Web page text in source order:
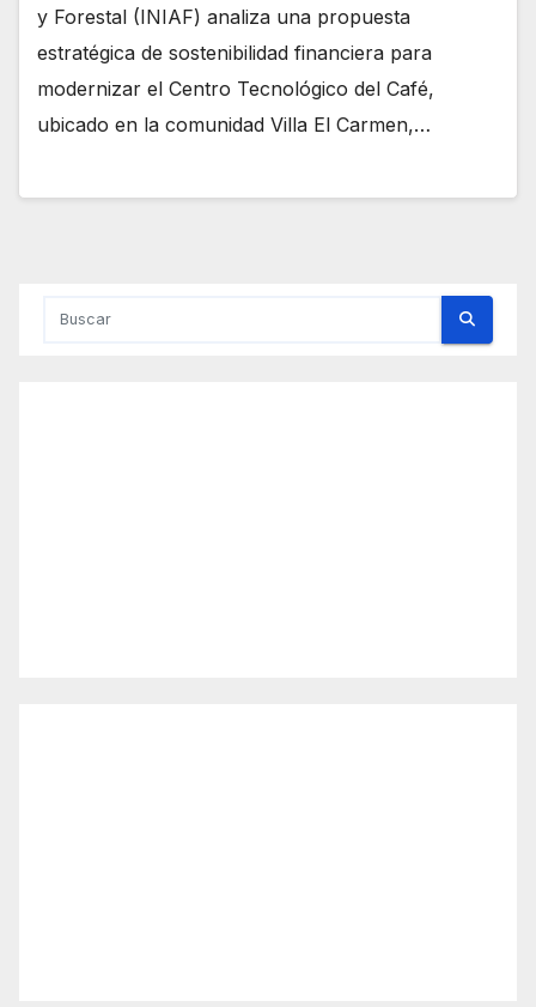
y Forestal (INIAF) analiza una propuesta
estratégica de sostenibilidad financiera para
modernizar el Centro Tecnológico del Café,
ubicado en la comunidad Villa El Carmen,…